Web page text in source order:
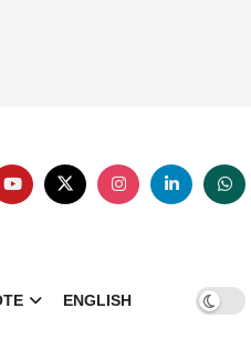
ENGLISH